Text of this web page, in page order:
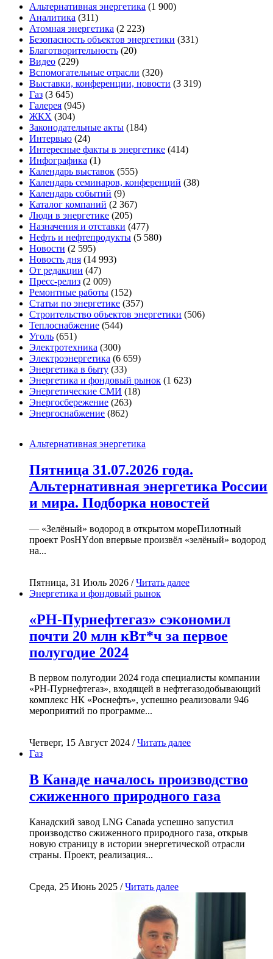
Альтернативная энергетика (1 900)
Аналитика (311)
Атомная энергетика (2 223)
Безопасность объектов энергетики (331)
Благотворительность (20)
Видео (229)
Вспомогательные отрасли (320)
Выставки, конференции, новости (3 319)
Газ (3 645)
Галерея (945)
ЖКХ (304)
Законодательные акты (184)
Интервью (24)
Интересные факты в энергетике (414)
Инфографика (1)
Календарь выставок (555)
Календарь семинаров, конференций (38)
Календарь событий (9)
Каталог компаний (2 367)
Люди в энергетике (205)
Назначения и отставки (477)
Нефть и нефтепродукты (5 580)
Новости (2 595)
Новость дня (14 993)
От редакции (47)
Пресс-релиз (2 009)
Ремонтные работы (152)
Статьи по энергетике (357)
Строительство объектов энергетики (506)
Теплоснабжение (544)
Уголь (651)
Электротехника (300)
Электроэнергетика (6 659)
Энергетика в быту (33)
Энергетика и фондовый рынок (1 623)
Энергетические СМИ (18)
Энергосбережение (263)
Энергоснабжение (862)
Альтернативная энергетика
Пятница 31.07.2026 года.
Альтернативная энергетика России
и мира. Подборка новостей
— «Зелёный» водород в открытом мореПилотный
проект PosHYdon впервые произвёл «зелёный» водород
на...
Пятница, 31 Июль 2026 /Читать далее
Энергетика и фондовый рынок
«РН-Пурнефтегаз» сэкономил
почти 20 млн кВт*ч за первое
полугодие 2024
В первом полугодии 2024 года специалисты компании
«РН-Пурнефтегаз», входящей в нефтегазодобывающий
комплекс НК «Роснефть», успешно реализовали 946
мероприятий по программе...
Четверг, 15 Август 2024 /Читать далее
Газ
В Канаде началось производство
сжиженного природного газа
Канадский завод LNG Canada успешно запустил
производство сжиженного природного газа, открыв
новую страницу в истории энергетической отрасли
страны. Проект, реализация...
Среда, 25 Июнь 2025 /Читать далее